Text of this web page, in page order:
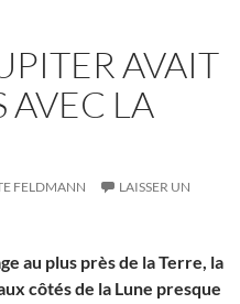
AVAIT
AVEC LA
FELDMANN
LAISSER UN
au plus près de la Terre, la
côtés de la Lune presque